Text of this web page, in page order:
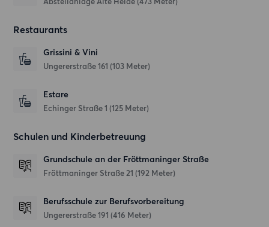
Restaurants
Grissini & Vini
Ungererstraße 161 (103 Meter)
Estare
Echinger Straße 1 (125 Meter)
Schulen und Kinderbetreuung
Grundschule an der Fröttmaninger Straße
Fröttmaninger Straße 21 (192 Meter)
Berufsschule zur Berufsvorbereitung
Ungererstraße 191 (416 Meter)